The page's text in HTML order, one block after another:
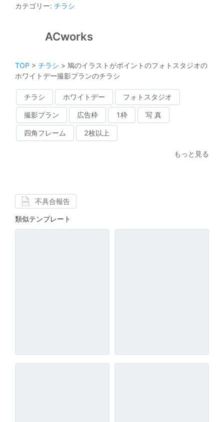
カテゴリー: チラシ
ACworks
TOP > チラシ > 鳩のイラストがポイントのフォトスタジオの
ホワイトデー撮影プランのチラシ
チラシ ホワイトデー フォトスタジオ
撮影プラン 広告枠 1枠 写 真
四角フレーム 2枚以上
もっと見る
不具合報告
類似テンプレート